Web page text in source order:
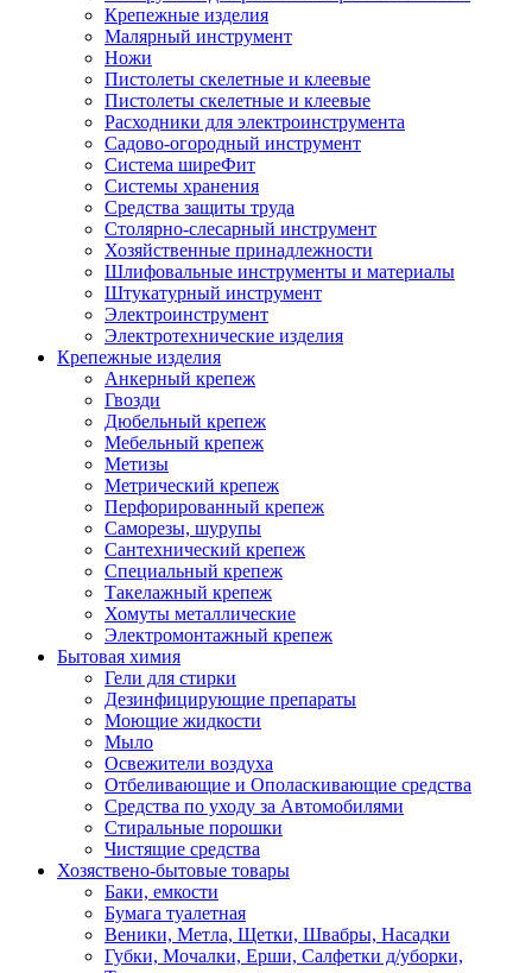
Крепежные изделия
Малярный инструмент
Ножи
Пистолеты скелетные и клеевые
Пистолеты скелетные и клеевые
Расходники для электроинструмента
Садово-огородный инструмент
Система ширеФит
Системы хранения
Средства защиты труда
Столярно-слесарный инструмент
Хозяйственные принадлежности
Шлифовальные инструменты и материалы
Штукатурный инструмент
Электроинструмент
Электротехнические изделия
Крепежные изделия
Анкерный крепеж
Гвозди
Дюбельный крепеж
Мебельный крепеж
Метизы
Метрический крепеж
Перфорированный крепеж
Саморезы, шурупы
Сантехнический крепеж
Специальный крепеж
Такелажный крепеж
Хомуты металлические
Электромонтажный крепеж
Бытовая химия
Гели для стирки
Дезинфицирующие препараты
Моющие жидкости
Мыло
Освежители воздуха
Отбеливающие и Ополаскивающие средства
Средства по уходу за Автомобилями
Стиральные порошки
Чистящие средства
Хозяствено-бытовые товары
Баки, емкости
Бумага туалетная
Веники, Метла, Щетки, Швабры, Насадки
Губки, Мочалки, Ерши, Салфетки д/уборки,